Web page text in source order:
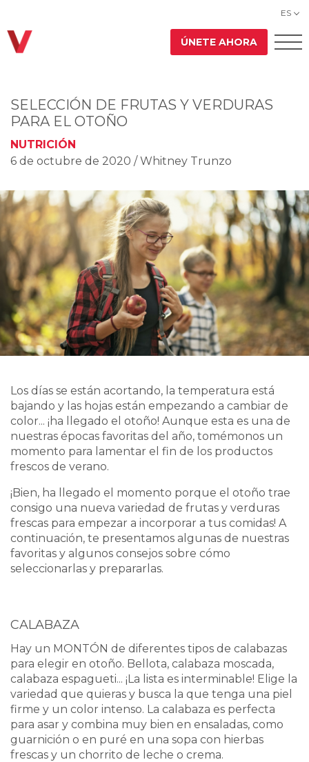
ES
ÚNETE AHORA
SELECCIÓN DE FRUTAS Y VERDURAS
PARA EL OTOÑO
NUTRICIÓN
6 de octubre de 2020 / Whitney Trunzo
Los días se están acortando, la temperatura está
bajando y las hojas están empezando a cambiar de
color... ¡ha llegado el otoño! Aunque esta es una de
nuestras épocas favoritas del año, tomémonos un
momento para lamentar el fin de los productos
frescos de verano.
¡Bien, ha llegado el momento porque el otoño trae
consigo una nueva variedad de frutas y verduras
frescas para empezar a incorporar a tus comidas! A
continuación, te presentamos algunas de nuestras
favoritas y algunos consejos sobre cómo
seleccionarlas y prepararlas.
CALABAZA
Hay un MONTÓN de diferentes tipos de calabazas
para elegir en otoño. Bellota, calabaza moscada,
calabaza espagueti... ¡La lista es interminable! Elige la
variedad que quieras y busca la que tenga una piel
firme y un color intenso. La calabaza es perfecta
para asar y combina muy bien en ensaladas, como
guarnición o en puré en una sopa con hierbas
frescas y un chorrito de leche o crema.